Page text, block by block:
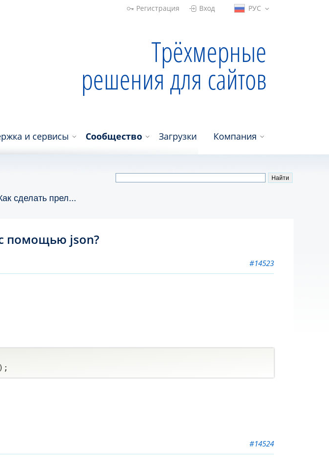
Регистрация Вход РУС
Трёхмерные
решения для сайтов
и сервисы Сообщество Загрузки Компания
сделать прел...
с помощью json?
#14523
#14524